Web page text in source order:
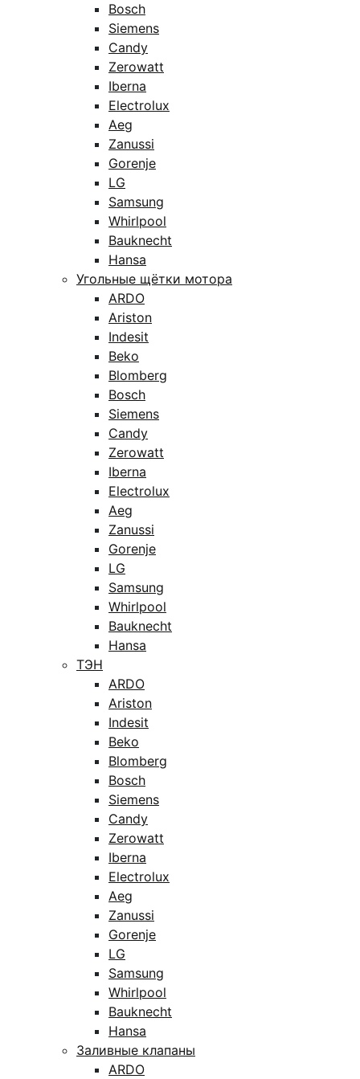
Bosch
Siemens
Candy
Zerowatt
Iberna
Electrolux
Aeg
Zanussi
Gorenje
LG
Samsung
Whirlpool
Bauknecht
Hansa
Угольные щётки мотора
ARDO
Ariston
Indesit
Beko
Blomberg
Bosch
Siemens
Candy
Zerowatt
Iberna
Electrolux
Aeg
Zanussi
Gorenje
LG
Samsung
Whirlpool
Bauknecht
Hansa
ТЭН
ARDO
Ariston
Indesit
Beko
Blomberg
Bosch
Siemens
Candy
Zerowatt
Iberna
Electrolux
Aeg
Zanussi
Gorenje
LG
Samsung
Whirlpool
Bauknecht
Hansa
Заливные клапаны
ARDO